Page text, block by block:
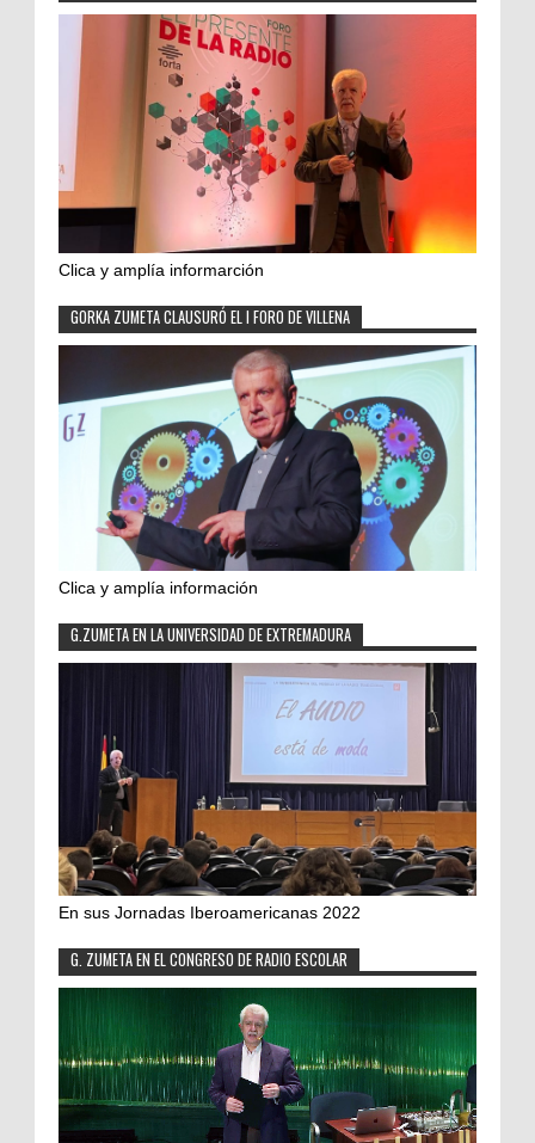
Clica y amplía informarción
GORKA ZUMETA CLAUSURÓ EL I FORO DE VILLENA
Clica y amplía información
G.ZUMETA EN LA UNIVERSIDAD DE EXTREMADURA
En sus Jornadas Iberoamericanas 2022
G. ZUMETA EN EL CONGRESO DE RADIO ESCOLAR